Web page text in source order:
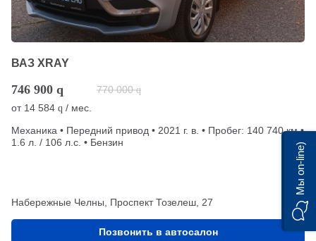
ВАЗ XRAY
746 900 q 770 000 q
от 14 584 q / мес.
Механика • Передний привод • 2021 г. в. • Пробег: 140 740 км •
1.6 л. / 106 л.с. • Бензин
Набережные Челны, Проспект Тозелеш, 27
Позвонить в автосалон
Мы on-line)